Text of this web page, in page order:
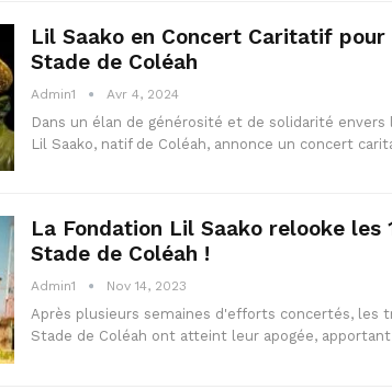
Lil Saako en Concert Caritatif pour
Stade de Coléah
Admin1 Avr 4, 2024
Dans un élan de générosité et de solidarité
Lil Saako, natif de Coléah, annonce un concert
La Fondation Lil Saako relooke
Stade de Coléah !
Admin1 Nov 14, 2023
Après plusieurs semaines d'efforts concertés, les
Stade de Coléah ont atteint leur apogée,